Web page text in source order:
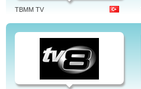
TBMM TV